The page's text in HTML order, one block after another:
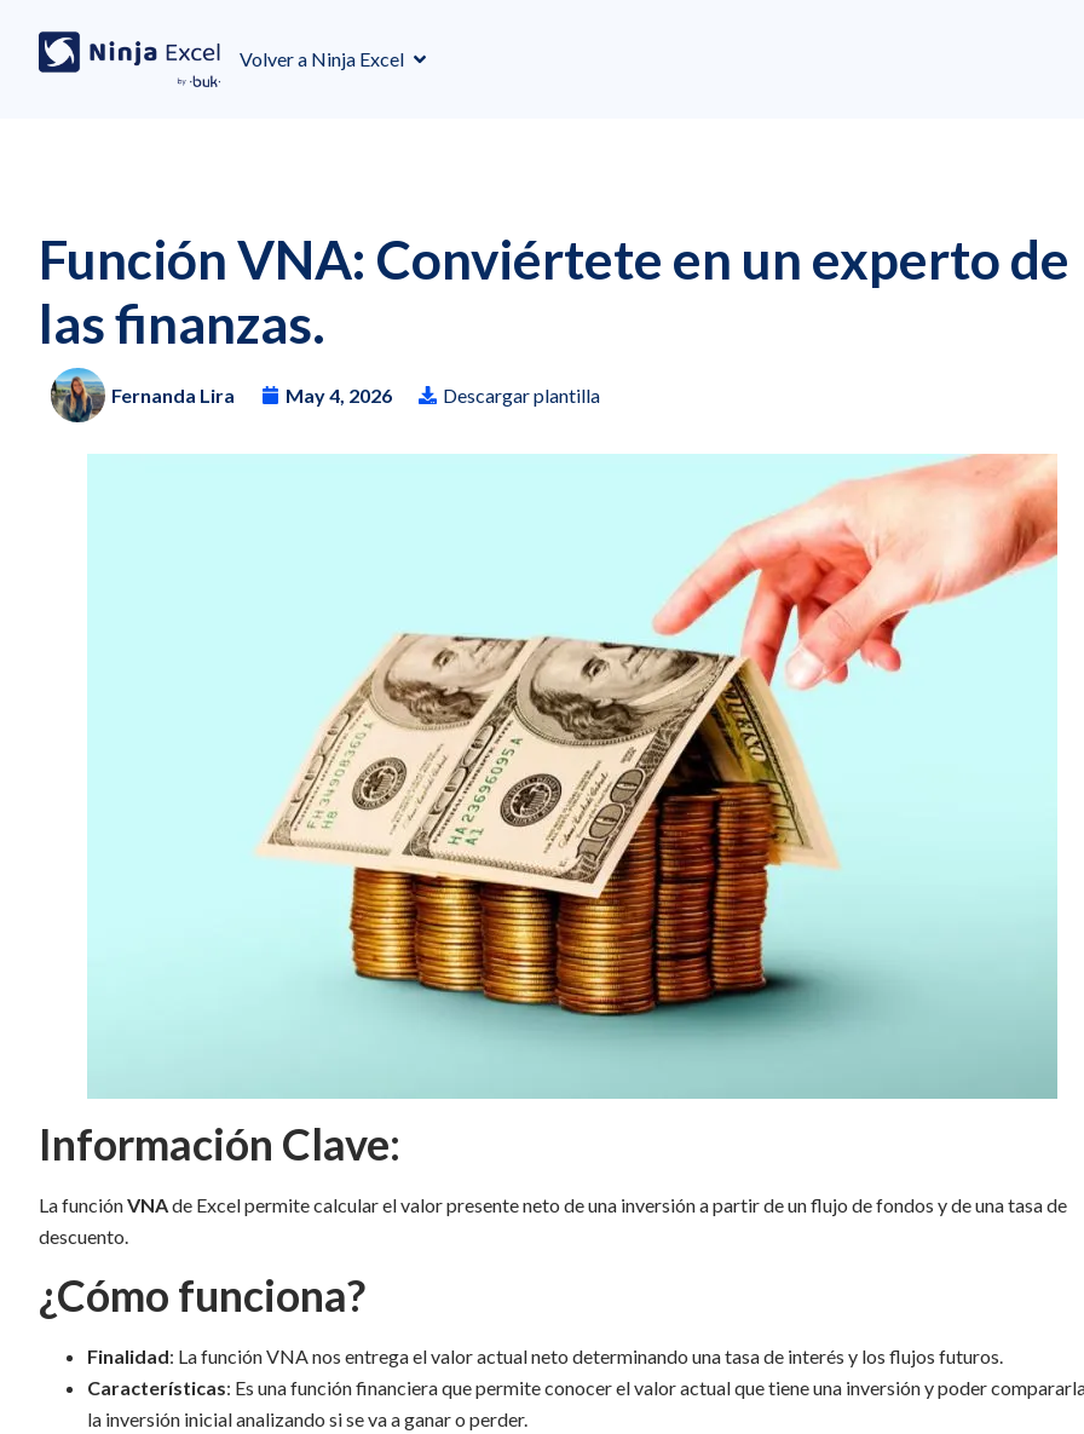
Volver a Ninja Excel
Función VNA: Conviértete en un experto de
las finanzas.
Fernanda Lira May 4, 2026 Descargar plantilla
Información Clave:
La funciónVNAde Excel permite calcular el valor presente neto de una inversión a partir de un flujo de fondos y de una tasa de
descuento.
¿Cómo funciona?
Finalidad: La función VNA nos entrega el valor actual neto determinando una tasa de interés y los flujos futuros.
Características: Es una función financiera que permite conocer el valor actual que tiene una inversión y poder
la inversión inicial analizando si se va a ganar o perder.